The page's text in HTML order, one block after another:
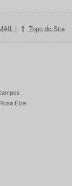
| Topo do Site
Elze